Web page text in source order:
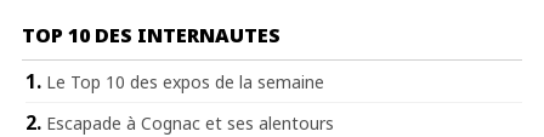
TOP 10 DES INTERNAUTES
Le Top 10 des expos de la semaine
Escapade à Cognac et ses alentours